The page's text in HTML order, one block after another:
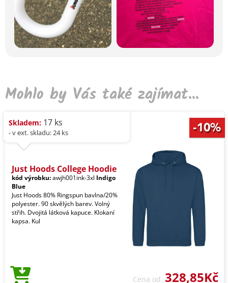
Mohlo by Vás také zajímat...
Skladem: 17 ks
- v ext. skladu: 24 ks
Just Hoods College Hoodie
kód výrobku:awjh001ink-3xl Indigo
Blue
Just Hoods 80% Ringspun bavlna/20%
polyester. 90 skvělých barev. Volný
střih. Dvojitá látková kapuce. Klokaní
kapsa. Kul
Cena od 328,85Kč